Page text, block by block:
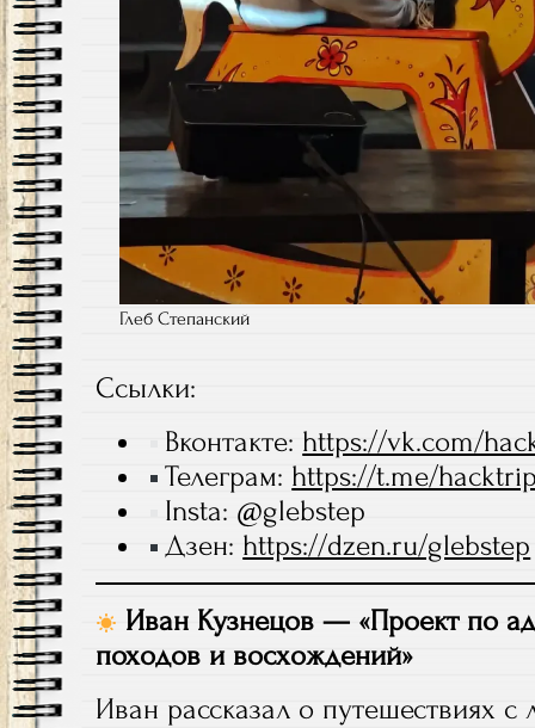
Глеб Степанский
Ссылки:
Вконтакте: https://vk.com/
Телеграм: https://t.me/
Insta: @glebstep
Дзен: https://dzen.ru/glebstep
Иван Кузнецов — «Проект по
походов и восхождений»
Иван рассказал о путешествиях